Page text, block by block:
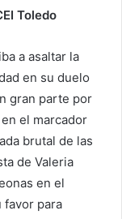
Toledo
a asaltar la
en su duelo
gran parte por
el marcador
brutal de las
de Valeria
en el
favor para